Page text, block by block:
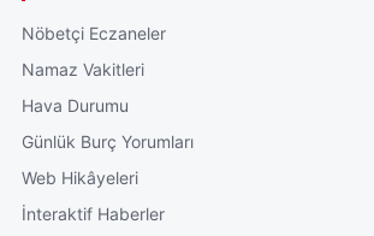
Nöbetçi Eczaneler
Namaz Vakitleri
Hava Durumu
Günlük Burç Yorumları
Web Hikâyeleri
İnteraktif Haberler